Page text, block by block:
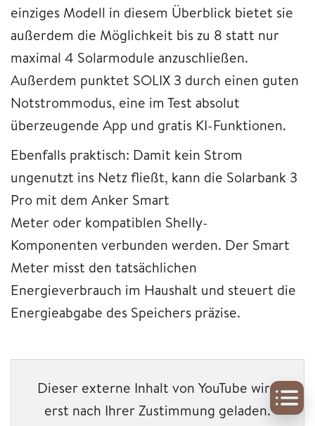
einziges Modell in diesem Überblick bietet sie
außerdem die Möglichkeit bis zu 8 statt nur
maximal 4 Solarmodule anzuschließen.
Außerdem punktet SOLIX 3 durch einen guten
Notstrommodus, eine im Test absolut
überzeugende App und gratis KI-Funktionen.
Ebenfalls praktisch: Damit kein Strom
ungenutzt ins Netz fließt, kann die Solarbank 3
Pro mit dem Anker Smart
Meter oder kompatiblen Shelly-
Komponenten verbunden werden. Der Smart
Meter misst den tatsächlichen
Energieverbrauch im Haushalt und steuert die
Energieabgabe des Speichers präzise.
Dieser externe Inhalt von YouTube wird
erst nach Ihrer Zustimmung geladen.